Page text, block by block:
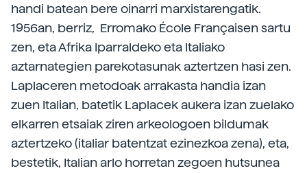
handi batean bere oinarri marxistarengatik.
1956an, berriz, Erromako École Françaisen sartu
zen, eta Afrika Iparraldeko eta Italiako
aztarnategien parekotasunak aztertzen hasi zen.
Laplaceren metodoak arrakasta handia izan
zuen Italian, batetik Laplacek aukera izan zuelako
elkarren etsaiak ziren arkeologoen bildumak
aztertzeko (italiar batentzat ezinezkoa zena), eta,
bestetik, Italian arlo horretan zegoen hutsunea